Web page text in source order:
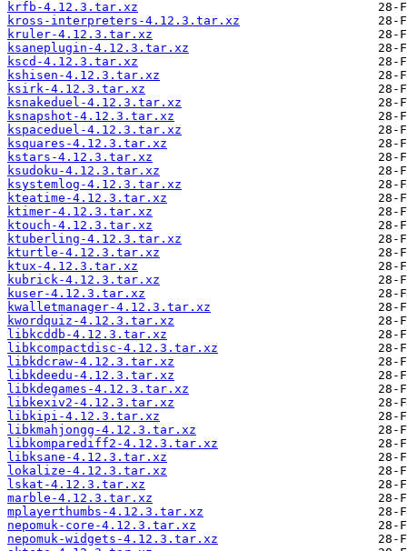
krfb-4.12.3.tar.xz
kross-interpreters-4.12.3.tar.xz
kruler-4.12.3.tar.xz
ksaneplugin-4.12.3.tar.xz
kscd-4.12.3.tar.xz
kshisen-4.12.3.tar.xz
ksirk-4.12.3.tar.xz
ksnakeduel-4.12.3.tar.xz
ksnapshot-4.12.3.tar.xz
kspaceduel-4.12.3.tar.xz
ksquares-4.12.3.tar.xz
kstars-4.12.3.tar.xz
ksudoku-4.12.3.tar.xz
ksystemlog-4.12.3.tar.xz
kteatime-4.12.3.tar.xz
ktimer-4.12.3.tar.xz
ktouch-4.12.3.tar.xz
ktuberling-4.12.3.tar.xz
kturtle-4.12.3.tar.xz
ktux-4.12.3.tar.xz
kubrick-4.12.3.tar.xz
kuser-4.12.3.tar.xz
kwalletmanager-4.12.3.tar.xz
kwordquiz-4.12.3.tar.xz
libkcddb-4.12.3.tar.xz
libkcompactdisc-4.12.3.tar.xz
libkdcraw-4.12.3.tar.xz
libkdeedu-4.12.3.tar.xz
libkdegames-4.12.3.tar.xz
libkexiv2-4.12.3.tar.xz
libkipi-4.12.3.tar.xz
libkmahjongg-4.12.3.tar.xz
libkomparediff2-4.12.3.tar.xz
libksane-4.12.3.tar.xz
lokalize-4.12.3.tar.xz
lskat-4.12.3.tar.xz
marble-4.12.3.tar.xz
mplayerthumbs-4.12.3.tar.xz
nepomuk-core-4.12.3.tar.xz
nepomuk-widgets-4.12.3.tar.xz